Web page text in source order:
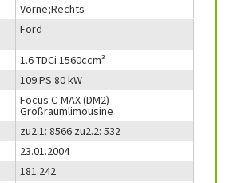
Vorne;Rechts
Ford
1.6 TDCi 1560ccm³
109 PS 80 kW
Focus C-MAX (DM2)
Großraumlimousine
zu2.1: 8566 zu2.2: 532
23.01.2004
181.242